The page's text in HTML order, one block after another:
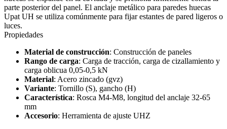
parte posterior del panel. El anclaje metálico para paredes huecas
Upat UH se utiliza comúnmente para fijar estantes de pared ligeros o
luces.
Propiedades
Material de construcción: Construcción de paneles
Rango de carga: Carga de tracción, carga de cizallamiento y
carga oblicua 0,05-0,5 kN
Material: Acero zincado (gvz)
Variante: Tornillo (S), gancho (H)
Característica: Rosca M4-M8, longitud del anclaje 32-65
mm
Accesorio: Herramienta de ajuste UHZ